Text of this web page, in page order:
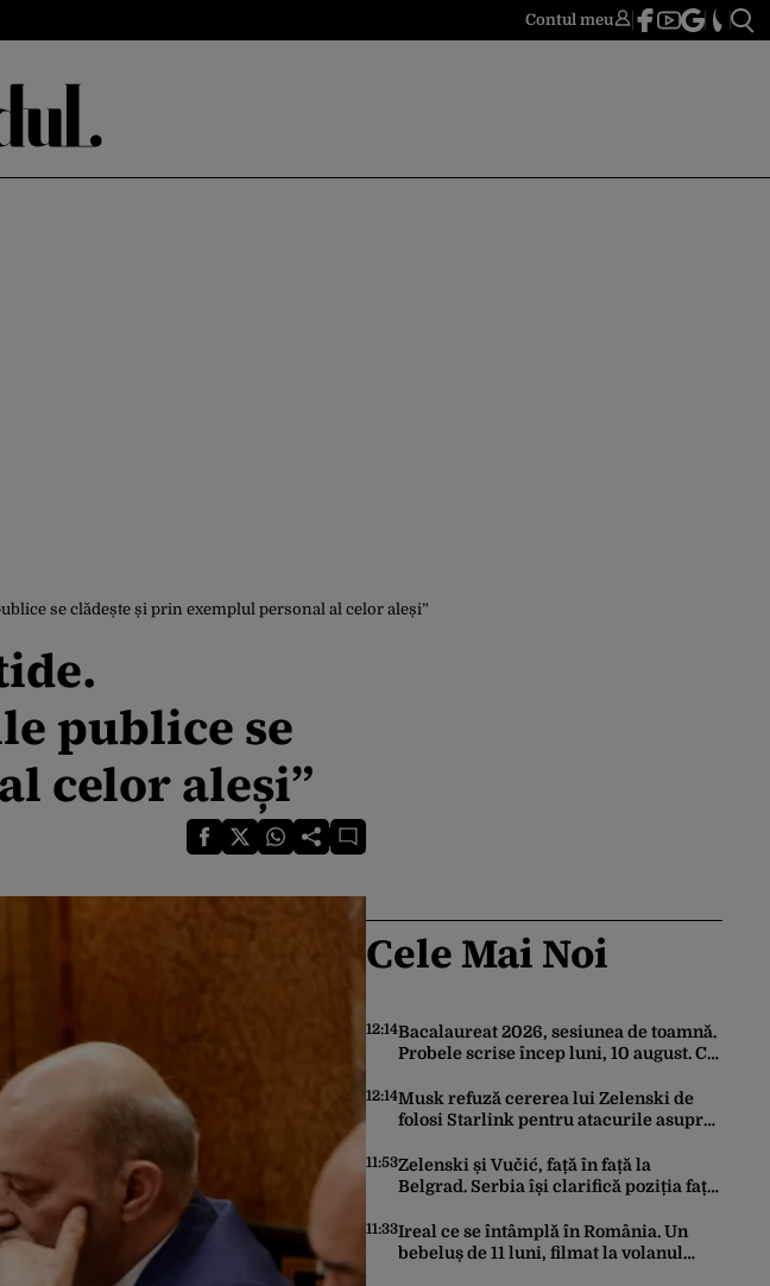
Contul meu
se clădește și prin exemplul personal al celor aleși”
publice se
celor aleși”
Cele Mai Noi
12:14Bacalaureat 2026, sesiunea de toamnă.
Probele scrise încep luni, 10 august. Ce
12:14Musk refuză cererea lui Zelenski de
folosi Starlink pentru atacurile asupra
11:53Zelenski și Vučić, față în față la
Belgrad. Serbia își clarifică poziția față
11:33Ireal ce se întâmplă în România. Un
bebeluș de 11 luni, filmat la volanul